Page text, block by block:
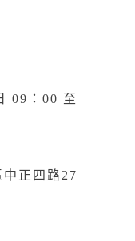
09：00 至
正四路27